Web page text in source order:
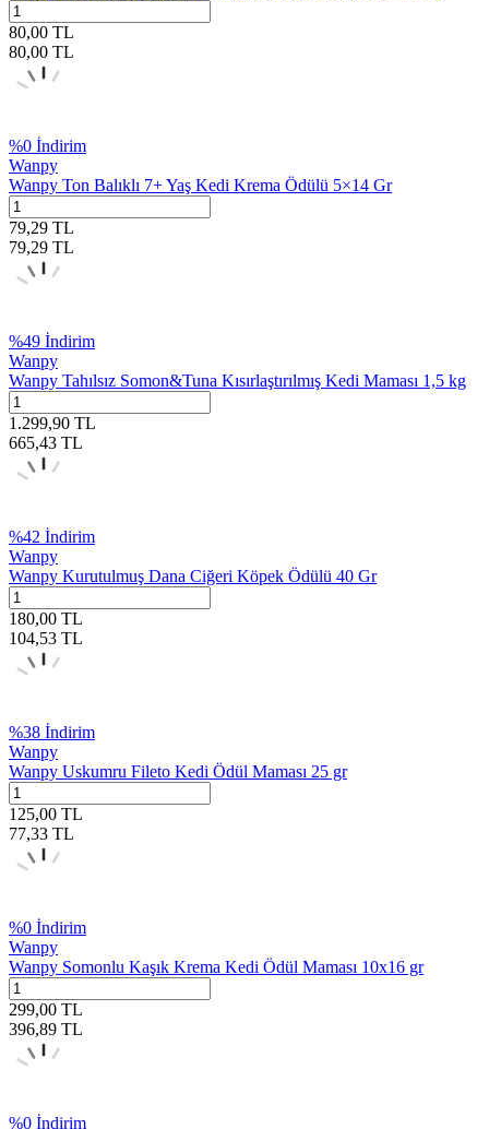
80,00 TL
80,00 TL
%0 İndirim
Wanpy
Wanpy Ton Balıklı 7+ Yaş Kedi Krema Ödülü 5×14 Gr
79,29 TL
79,29 TL
%49 İndirim
Wanpy
Wanpy Tahılsız Somon&Tuna Kısırlaştırılmış Kedi Maması 1,5 kg
1.299,90 TL
665,43 TL
%42 İndirim
Wanpy
Wanpy Kurutulmuş Dana Ciğeri Köpek Ödülü 40 Gr
180,00 TL
104,53 TL
%38 İndirim
Wanpy
Wanpy Uskumru Fileto Kedi Ödül Maması 25 gr
125,00 TL
77,33 TL
%0 İndirim
Wanpy
Wanpy Somonlu Kaşık Krema Kedi Ödül Maması 10x16 gr
299,00 TL
396,89 TL
%0 İndirim